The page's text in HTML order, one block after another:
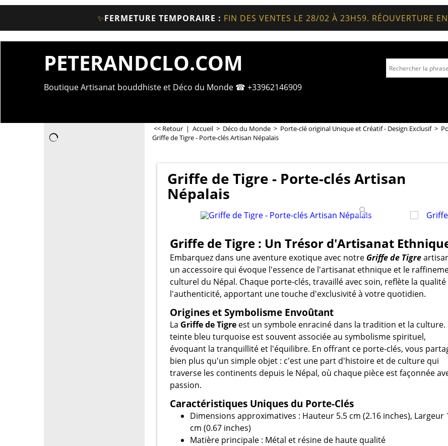
✨FERMETURE TEMPORAIRE : FIN DES VENTES LE 28/02 À 23H59. RÉOUVERTURE
PETERANDCLO.COM
Boutique Artisanat bouddhiste et Déco du Monde ☎ +33962146909
<< Retour | Accueil > Déco du Monde > Porte-clé original Unique et Créatif - Design Exclusif>
Griffe de Tigre - Porte-clés Artisan Népalais
Griffe de Tigre - Porte-clés Artisan
Népalais
Griffe de Tigre : Un Trésor d'Artisanat
Embarquez dans une aventure exotique avec notre Griffe de Tigre
un accessoire qui évoque l'essence de l'artisanat ethnique et le
culturel du Népal. Chaque porte-clés, travaillé avec soin, reflète la
l'authenticité, apportant une touche d'exclusivité à votre quotidien.
Origines et Symbolisme Envoûtant
La Griffe de Tigre est un symbole enraciné dans la tradition et la culture.
teinte bleu turquoise est souvent associée au symbolisme spirituel,
évoquant la tranquillité et l'équilibre. En offrant ce porte-clés, vous
bien plus qu'un simple objet : c'est une part d'histoire et de culture qui
traverse les continents depuis le Népal, où chaque pièce est façonnée
passion.
Caractéristiques Uniques du Porte-Clés
Dimensions approximatives : Hauteur 5.5 cm (2.16 inches), Largeur
cm (0.67 inches)
Matière principale : Métal et résine de haute qualité